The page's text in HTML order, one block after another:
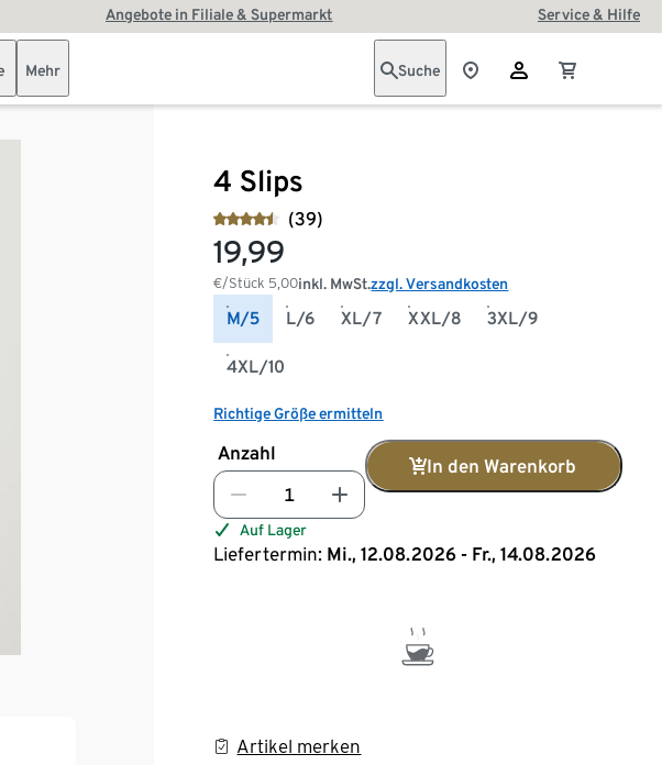
Angebote in Filiale & Supermarkt Service & Hilfe
Mehr Suche
4 Slips
(39)
19,99
€/Stück 5,00inkl. MwSt.zzgl. Versandkosten
M/5 L/6 XL/7 XXL/8 3XL/9
4XL/10
Richtige Größe ermitteln
Anzahl
In den Warenkorb
Auf Lager
Liefertermin: Mi., 12.08.2026 - Fr., 14.08.2026
Artikel merken